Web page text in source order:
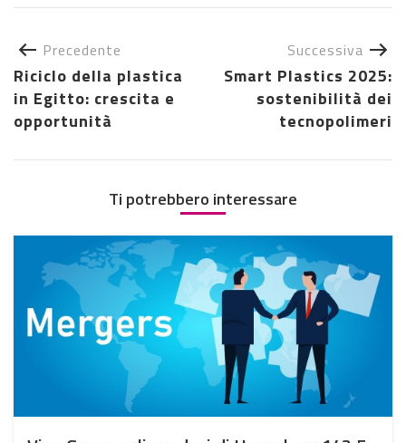
Precedente
Riciclo della plastica
in Egitto: crescita e
opportunità
Successiva
Smart Plastics 2025:
sostenibilità dei
tecnopolimeri
Ti potrebbero interessare